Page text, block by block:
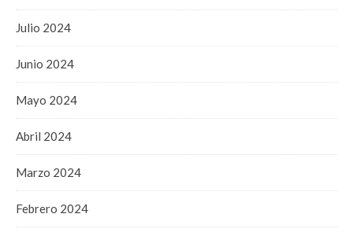
Julio 2024
Junio 2024
Mayo 2024
Abril 2024
Marzo 2024
Febrero 2024